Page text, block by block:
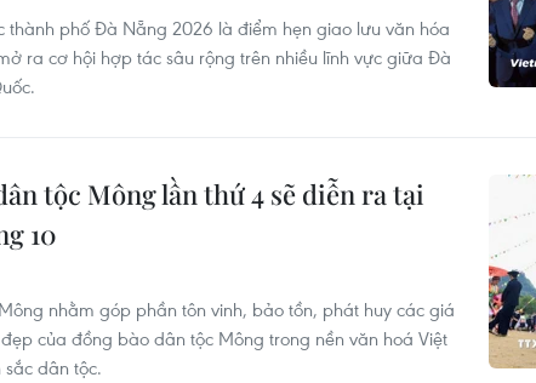
thành phố Đà Nẵng 2026 là điểm hẹn giao lưu văn hóa
ra cơ hội hợp tác sâu rộng trên nhiều lĩnh vực giữa Đà
tộc Mông lần thứ 4 sẽ diễn ra tại
10
nhằm góp phần tôn vinh, bảo tồn, phát huy các giá
của đồng bào dân tộc Mông trong nền văn hoá Việt
dân tộc.